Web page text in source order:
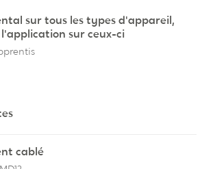
sur tous les types d'appareil,
sur ceux-ci
cablé